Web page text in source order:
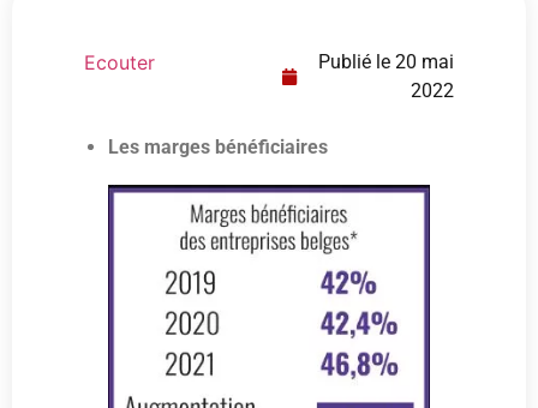
Ecouter Publié le 20 mai
2022
Les marges bénéficiaires